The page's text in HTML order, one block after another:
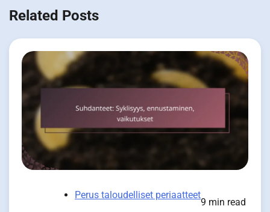
Related Posts
Perus taloudelliset periaatteet
9 min read